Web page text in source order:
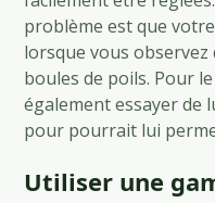
problème est que
lorsque vous observez
boules de poils. Pour
également essayer de
pour pourrait lui
Utiliser une